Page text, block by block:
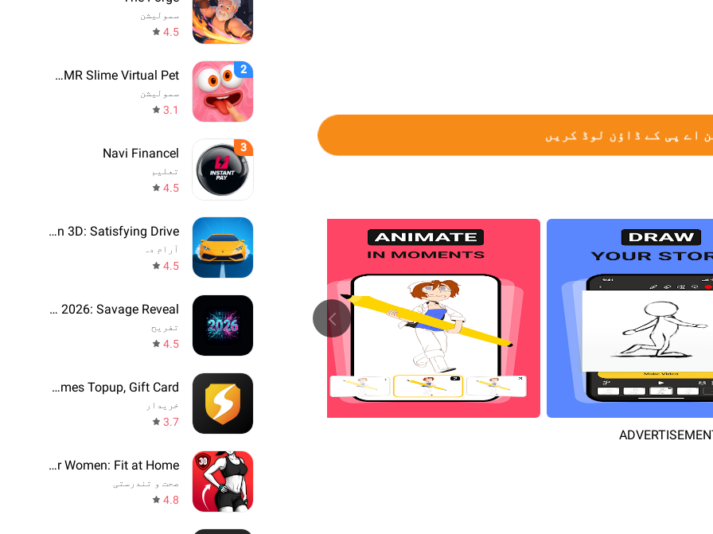
اے پی کے ڈاؤن لوڈ کریں
سمولیشن
4.5
2
Sonu - ASMR Slime Virtual Pet
سمولیشن
3.1
3
Navi Financel
تعلیم
4.5
Drift Run 3D: Satisfying Drive
آرام دہ
4.5
Prediction 2026: Savage Reveal
تفریح
4.5
SEAGM - Games Topup, Gift Card
خریدار
3.7
Workout for Women: Fit at Home
صحت و تندرستی
4.8